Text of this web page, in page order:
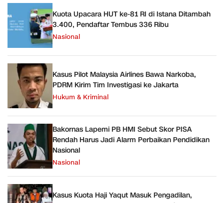
Kuota Upacara HUT ke-81 RI di Istana Ditambah
3.400, Pendaftar Tembus 336 Ribu
Nasional
Kasus Pilot Malaysia Airlines Bawa Narkoba,
PDRM Kirim Tim Investigasi ke Jakarta
Hukum & Kriminal
Bakornas Lapemi PB HMI Sebut Skor PISA
Rendah Harus Jadi Alarm Perbaikan Pendidikan
Nasional
Nasional
Kasus Kuota Haji Yaqut Masuk Pengadilan,